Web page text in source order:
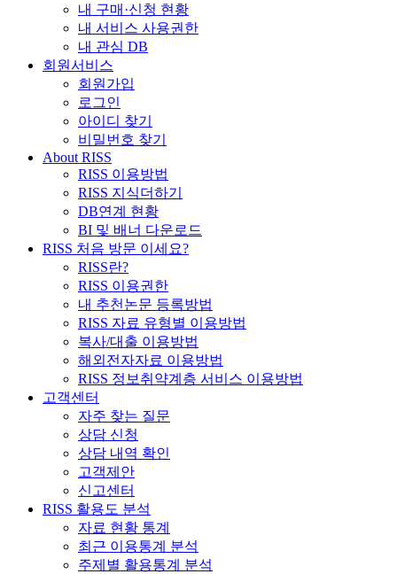
내 구매·신청 현황
내 서비스 사용권한
내 관심 DB
회원서비스
회원가입
로그인
아이디 찾기
비밀번호 찾기
About RISS
RISS 이용방법
RISS 지식더하기
DB연계 현황
BI 및 배너 다운로드
RISS 처음 방문 이세요?
RISS란?
RISS 이용권한
내 추천논문 등록방법
RISS 자료 유형별 이용방법
복사/대출 이용방법
해외전자자료 이용방법
RISS 정보취약계층 서비스 이용방법
고객센터
자주 찾는 질문
상담 신청
상담 내역 확인
고객제안
신고센터
RISS 활용도 분석
자료 현황 통계
최근 이용통계 분석
주제별 활용통계 분석